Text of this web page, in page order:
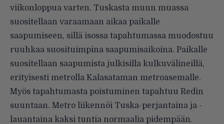
viikonloppua varten. Tuskasta muun muassa
suositellaan varaamaan aikaa paikalle
saapumiseen, sillä isossa tapahtumassa muodostuu
ruuhkaa suosituimpina saapumisaikoina. Paikalle
suositellaan saapumista julkisilla kulkuvälineillä,
erityisesti metrolla Kalasataman metroasemalle.
Myös tapahtumasta poistuminen tapahtuu Redin
suuntaan. Metro liikennöi Tuska-perjantaina ja -
lauantaina kaksi tuntia normaalia pidempään.